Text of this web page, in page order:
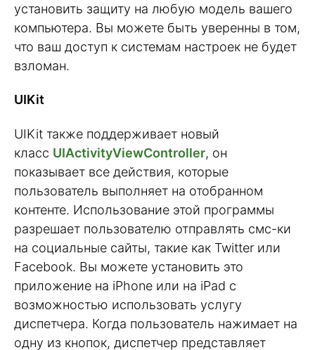
установить защиту на любую модель вашего
компьютера. Вы можете быть уверенны в том,
что ваш доступ к системам настроек не будет
взломан.
UIKit
UIKit также поддерживает новый
класс UIActivityViewController, он
показывает все действия, которые
пользователь выполняет на отобранном
контенте. Использование этой программы
разрешает пользователю отправлять смс-ки
на социальные сайты, такие как Twitter или
Facebook. Вы можете установить это
приложение на iPhone или на iPad с
возможностью использовать услугу
диспетчера. Когда пользователь нажимает на
одну из кнопок, диспетчер представляет